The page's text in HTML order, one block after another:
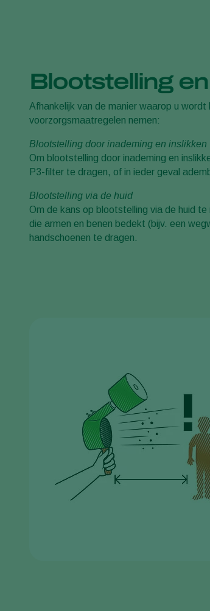
Blootstelling
Afhankelijk van de manier waarop u
voorzorgsmaatregelen nemen:
Blootstelling door inademing en inslikken
Om blootstelling door inademing en
P3-filter te dragen, of in ieder geval
Blootstelling via de huid
Om de kans op blootstelling via de huid
die armen en benen bedekt (bijv. een
handschoenen te dragen.